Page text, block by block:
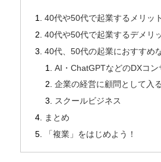
40代や50代で起業するメリット
40代や50代で起業するデメリ
40代、50代の起業におすすめ
AI・ChatGPTなどのDXコ
企業の経営に顧問として入る
スクールビジネス
まとめ
「複業」をはじめよう！